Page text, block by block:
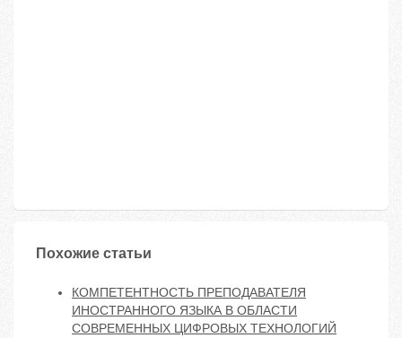
Похожие статьи
КОМПЕТЕНТНОСТЬ ПРЕПОДАВАТЕЛЯ
ИНОСТРАННОГО ЯЗЫКА В ОБЛАСТИ
СОВРЕМЕННЫХ ЦИФРОВЫХ ТЕХНОЛОГИЙ